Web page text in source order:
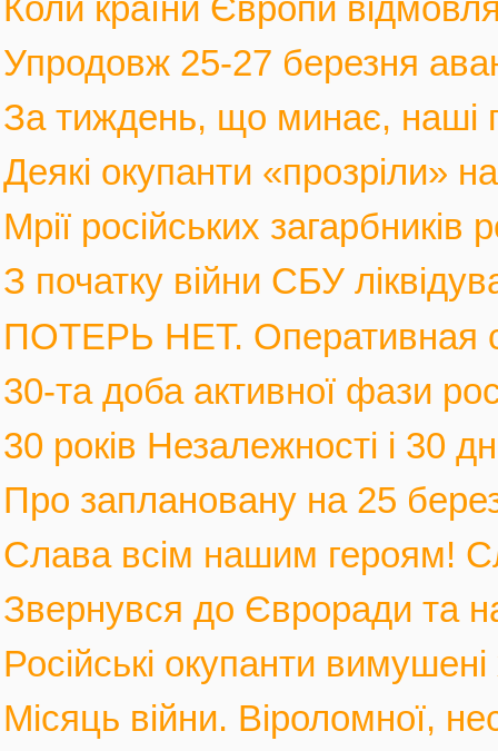
Упродовж 25-27 березня
За тиждень, що минає, наші
Деякі окупанти «прозріли»
Мрії російських
З початку війни СБУ
ПОТЕРЬ НЕТ. Оперативная
30-та доба активної фази
30 років Незалежності і 30
Про заплановану на 25
Слава всім нашим героям!
Звернувся до Євроради та
Російські окупанти
Місяць війни. Віроломної,